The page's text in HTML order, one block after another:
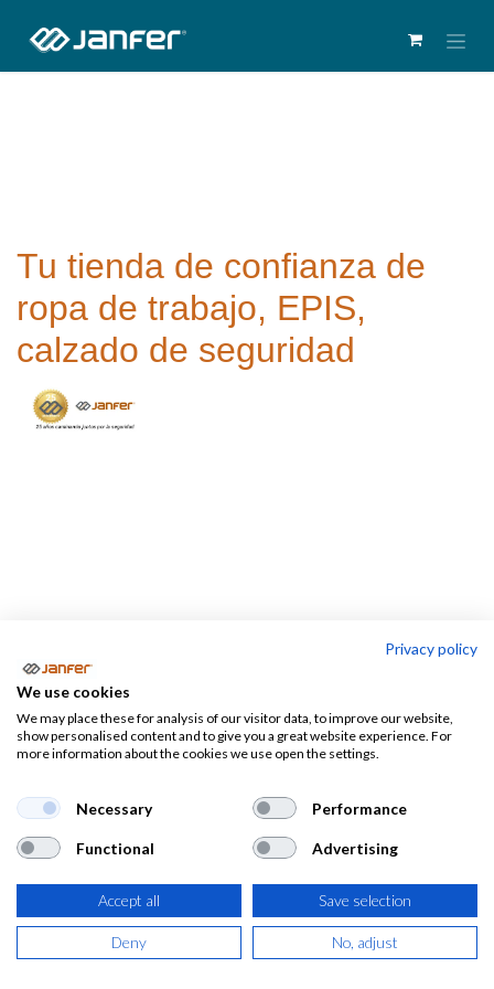
Tu tienda de confianza de
ropa de trabajo, EPIS,
calzado de seguridad
Ofertas
EPIS Vestuario Calzado
Ofertas en Ropa de Trabajo y EPIS
No acumulable a otros descuentos, promociones u
ofertas. solo para unidades en stock. En caso de no
haber stock en la web, llámanos para ver si tenemos
stock en nuestra tienda de pinto.
Privacy policy
We use cookies
We may place these for analysis of our visitor data, to improve our website,
show personalised content and to give you a great website experience. For
more information about the cookies we use open the settings.
Necessary Performance
Functional Advertising
Accept all Save selection
Deny No, adjust